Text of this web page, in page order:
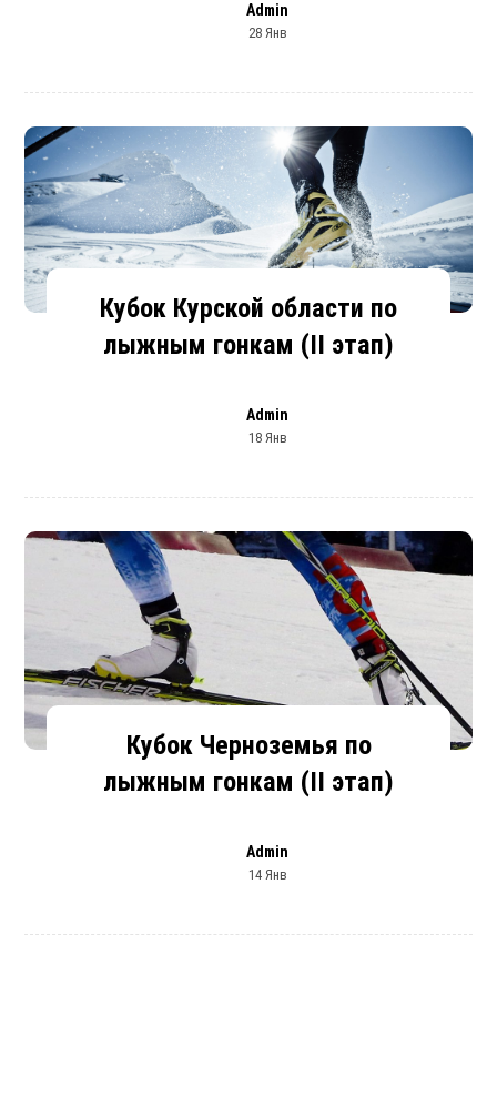
Admin
28 Янв
Кубок Курской области по
лыжным гонкам (II этап)
Admin
18 Янв
Кубок Черноземья по
лыжным гонкам (II этап)
Admin
14 Янв